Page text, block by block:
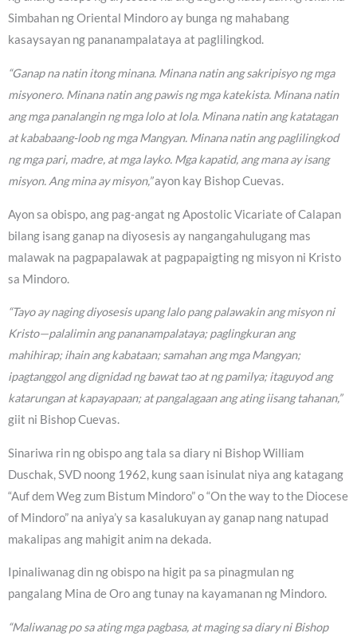
Simbahan ng Oriental Mindoro ay bunga ng mahabang
kasaysayan ng pananampalataya at paglilingkod.
“Ganap na natin itong minana. Minana natin ang sakripisyo ng mga
misyonero. Minana natin ang pawis ng mga katekista. Minana natin
ang mga panalangin ng mga lolo at lola. Minana natin ang katatagan
at kababaang-loob ng mga Mangyan. Minana natin ang paglilingkod
ng mga pari, madre, at mga layko. Mga kapatid, ang mana ay isang
misyon. Ang mina ay misyon,”ayon kay Bishop Cuevas.
Ayon sa obispo, ang pag-angat ng Apostolic Vicariate of Calapan
bilang isang ganap na diyosesis ay nangangahulugang mas
malawak na pagpapalawak at pagpapaigting ng misyon ni Kristo
sa Mindoro.
“Tayo ay naging diyosesis upang lalo pang palawakin ang misyon ni
Kristo—palalimin ang pananampalataya; paglingkuran ang
mahihirap; ihain ang kabataan; samahan ang mga Mangyan;
ipagtanggol ang dignidad ng bawat tao at ng pamilya; itaguyod ang
katarungan at kapayapaan; at pangalagaan ang ating iisang tahanan,”
giit ni Bishop Cuevas.
Sinariwa rin ng obispo ang tala sa diary ni Bishop William
Duschak, SVD noong 1962, kung saan isinulat niya ang katagang
“Auf dem Weg zum Bistum Mindoro” o “On the way to the Diocese
of Mindoro” na aniya’y sa kasalukuyan ay ganap nang natupad
makalipas ang mahigit anim na dekada.
Ipinaliwanag din ng obispo na higit pa sa pinagmulan ng
pangalang Mina de Oro ang tunay na kayamanan ng Mindoro.
“Maliwanag po sa ating mga pagbasa, at maging sa diary ni Bishop